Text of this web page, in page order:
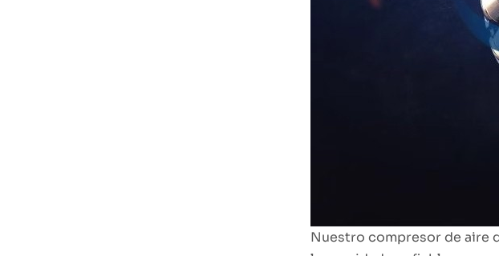
Nuestro compresor de aire